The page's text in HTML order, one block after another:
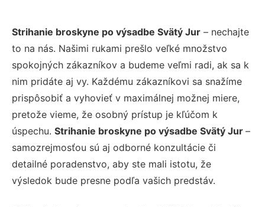
Strihanie broskyne po výsadbe Svätý Jur – nechajte
to na nás. Našimi rukami prešlo veľké množstvo
spokojných zákazníkov a budeme veľmi radi, ak sa k
nim pridáte aj vy. Každému zákazníkovi sa snažíme
prispôsobiť a vyhovieť v maximálnej možnej miere,
pretože vieme, že osobný prístup je kľúčom k
úspechu. Strihanie broskyne po výsadbe Svätý Jur –
samozrejmosťou sú aj odborné konzultácie či
detailné poradenstvo, aby ste mali istotu, že
výsledok bude presne podľa vašich predstáv.